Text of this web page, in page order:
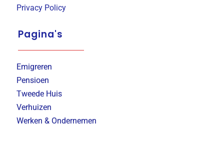
Privacy Policy
Pagina's
Emigreren
Pensioen
Tweede Huis
Verhuizen
Werken & Ondernemen